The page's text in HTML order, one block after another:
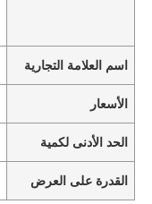
اسم العلامة التجارية
الأسعار
الحد الأدنى لكمية
القدرة على العرض